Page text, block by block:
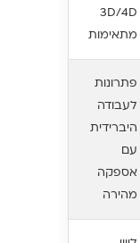
3D/4D
מתאימות
פתרונות
לעבודה
היברידית
עם
אספקה
מהירה